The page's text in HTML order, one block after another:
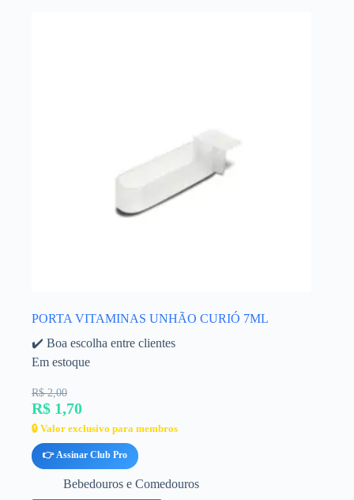
PORTA VITAMINAS UNHÃO CURIÓ 7ML
✔️ Boa escolha entre clientes
Em estoque
R$ 2,00
R$ 1,70
🔒 Valor exclusivo para membros
👉 Assinar Club Pro
Bebedouros e Comedouros